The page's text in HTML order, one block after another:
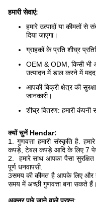
हमारी सेवाएं:
हमारे उत्पादों या कीमतों
दिया जाएगा।
ग्राहकों के प्रति शीघ्र
OEM & ODM, किसी भी
उत्पादन में डाल करने में
आपकी बिक्री क्षेत्र की
जानकारी।
शीघ्र वितरण: हमारी
क्यों चुनें Hendar:
1. गुणवत्ता हमारी संस्कृति है.
कपड़े, टेबल कपड़े आदि के लिए 7
2. ️ हमारे साथ आपका पैसा
पूर्ण धनवापसी.
3समय की कीमत है आपके लिए और
समय में अच्छी गुणवत्ता बना सकते हैं।